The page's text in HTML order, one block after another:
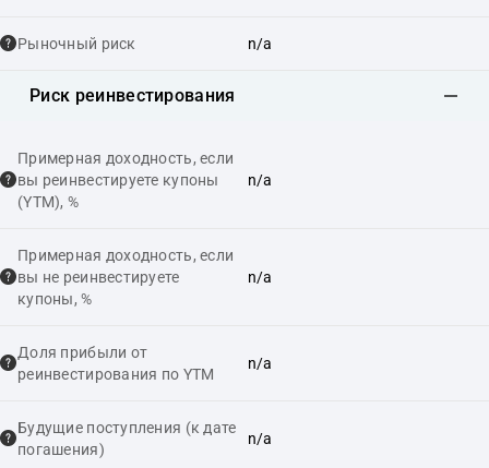
Рыночный риск n/a
Риск реинвестирования
Примерная доходность, если
вы реинвестируете купоны
(YTM), %
n/a
Примерная доходность, если
вы не реинвестируете
купоны, %
n/a
Доля прибыли от
реинвестирования по YTM
n/a
Будущие поступления (к дате
погашения)
n/a